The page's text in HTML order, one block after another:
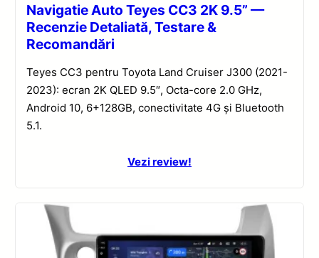
Navigatie Auto Teyes CC3 2K 9.5” —
Recenzie Detaliată, Testare &
Recomandări
Teyes CC3 pentru Toyota Land Cruiser J300 (2021-
2023): ecran 2K QLED 9.5″, Octa-core 2.0 GHz,
Android 10, 6+128GB, conectivitate 4G și Bluetooth
5.1.
Vezi review!